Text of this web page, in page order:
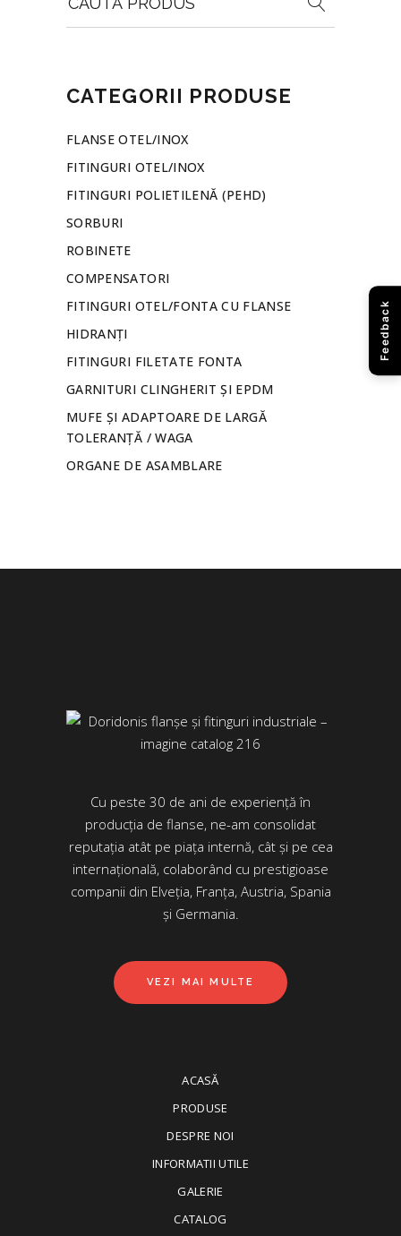
for:
CATEGORII PRODUSE
FLANSE OTEL/INOX
FITINGURI OTEL/INOX
FITINGURI POLIETILENĂ (PEHD)
SORBURI
ROBINETE
COMPENSATORI
FITINGURI OTEL/FONTA CU FLANSE
HIDRANȚI
FITINGURI FILETATE FONTA
GARNITURI CLINGHERIT ȘI EPDM
MUFE ȘI ADAPTOARE DE LARGĂ
TOLERANȚĂ / WAGA
ORGANE DE ASAMBLARE
Cu peste 30 de ani de experiență în
producția de flanse, ne-am consolidat
reputația atât pe piața internă, cât și pe cea
internațională, colaborând cu prestigioase
companii din Elveția, Franța, Austria, Spania
și Germania.
VEZI MAI MULTE
ACASĂ
PRODUSE
DESPRE NOI
INFORMATII UTILE
GALERIE
CATALOG
Feedback